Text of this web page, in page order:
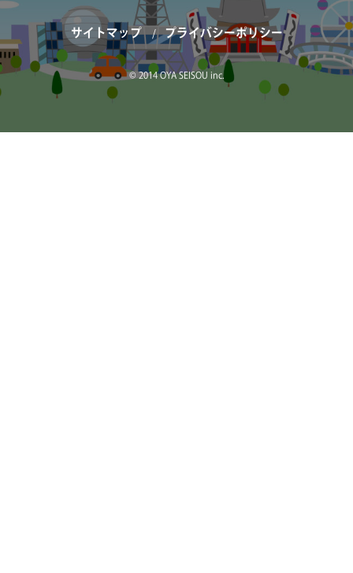
サイトマップ プライバシーポリシー
© 2014 OYA SEISOU inc.